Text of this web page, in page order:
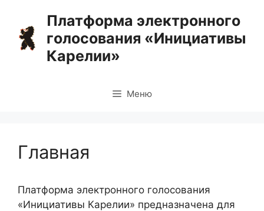
содержимому
Платформа электронного
голосования «Инициативы
Карелии»
Меню
Главная
Платформа электронного голосования
«Инициативы Карелии» предназначена для